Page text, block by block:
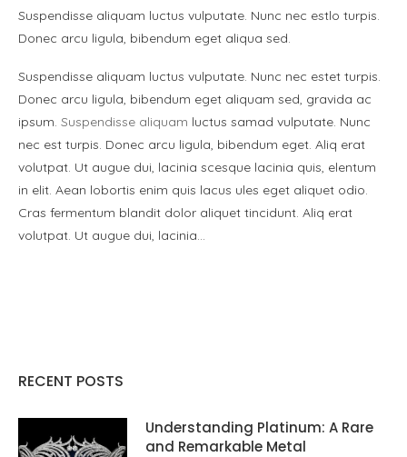
Suspendisse aliquam luctus vulputate. Nunc nec estlo turpis.
Donec arcu ligula, bibendum eget aliqua sed.
Suspendisse aliquam luctus vulputate. Nunc nec estet turpis.
Donec arcu ligula, bibendum eget aliquam sed, gravida ac
ipsum. Suspendisse aliquam luctus samad vulputate. Nunc
nec est turpis. Donec arcu ligula, bibendum eget. Aliq erat
volutpat. Ut augue dui, lacinia scesque lacinia quis, elentum
in elit. Aean lobortis enim quis lacus ules eget aliquet odio.
Cras fermentum blandit dolor aliquet tincidunt. Aliq erat
volutpat. Ut augue dui, lacinia…
RECENT POSTS
Understanding Platinum: A Rare
and Remarkable Metal